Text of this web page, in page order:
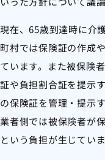
現在、65歳到達時に介
町村では保険証の作成
ています。また被保険
証や負担割合証を提示
の保険証を管理・提示
業者側では被保険者が
という負担が生じていま